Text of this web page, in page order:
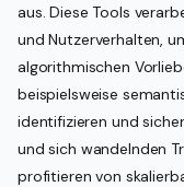
aus. Diese Tools
und Nutzerverhalten,
algorithmischen
beispielsweise
identifizieren und
und sich wandelnden
profitieren von